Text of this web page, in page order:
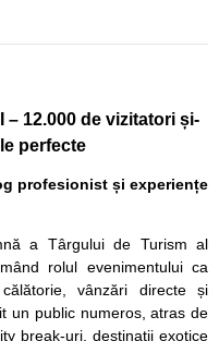
– 12.000 de vizitatori și-
perfecte
profesionist și experiențe
a Târgului de Turism al
rolul evenimentului ca
vânzări directe și
un public numeros, atras de
break-uri, destinații exotice